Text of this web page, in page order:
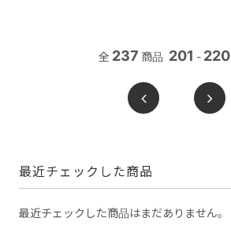
全 237 商品 201 - 220
最近チェックした商品
最近チェックした商品はまだありません。